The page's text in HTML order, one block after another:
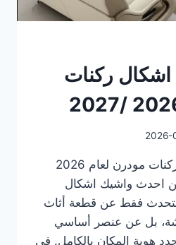
ركنات
2026-
احدث واشيك اشكال ركنات مودرن لعام 2026
عن احدث واشيك اشكال
نتحدث فقط عن قطعة أثاث
بل عن عنصر أساسي
هوية المكان بالكامل. في